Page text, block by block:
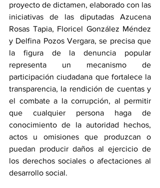
proyecto de dictamen, elaborado con las
iniciativas de las diputadas Azucena
Rosas Tapia, Floricel González Méndez
y Delfina Pozos Vergara, se precisa que
la figura de la denuncia popular
representa un mecanismo de
participación ciudadana que fortalece la
transparencia, la rendición de cuentas y
el combate a la corrupción, al permitir
que cualquier persona haga de
conocimiento de la autoridad hechos,
actos u omisiones que produzcan o
puedan producir daños al ejercicio de
los derechos sociales o afectaciones al
desarrollo social.